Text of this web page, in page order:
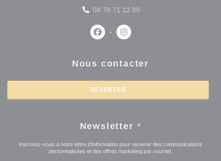
04 78 71 12 80
Facebook ((ouvre une nouvelle
Instagram ((ouvre une
Nous contacter
RÉSERVER
Newsletter *
Inscrivez-vous à notre lettre d'information pour recevoir des communications
personnalisées et des offres marketing par courriel.